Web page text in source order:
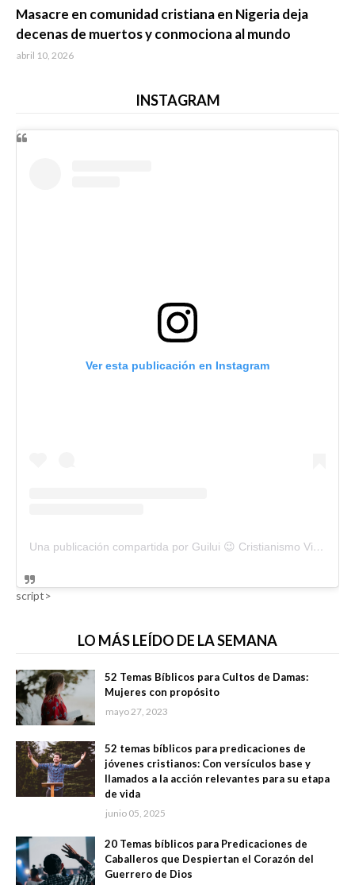
Masacre en comunidad cristiana en Nigeria deja
decenas de muertos y conmociona al mundo
abril 10, 2026
INSTAGRAM
Ver esta publicación en Instagram
Una publicación compartida por Guilui 😉 Cristianismo Viral (@guiluiviral)
script>
LO MÁS LEÍDO DE LA SEMANA
52 Temas Bíblicos para Cultos de Damas:
Mujeres con propósito
mayo 27, 2023
52 temas bíblicos para predicaciones de
jóvenes cristianos: Con versículos base y
llamados a la acción relevantes para su etapa
de vida
junio 05, 2025
20 Temas bíblicos para Predicaciones de
Caballeros que Despiertan el Corazón del
Guerrero de Dios